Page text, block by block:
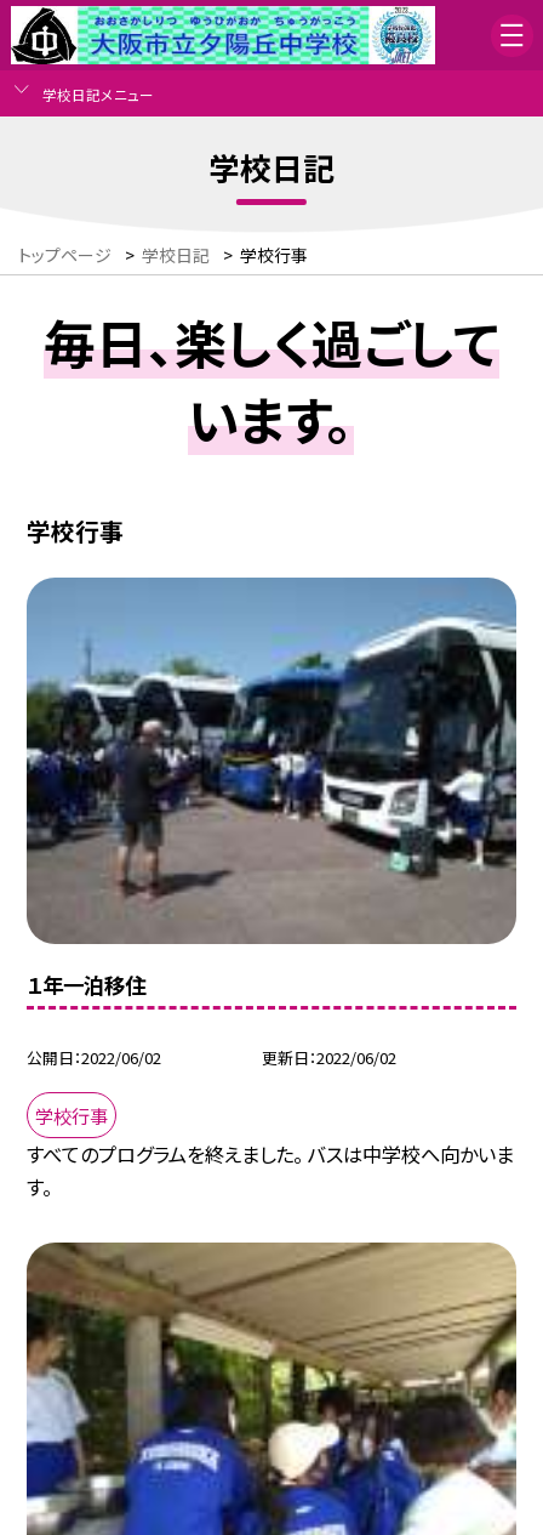
学校日記メニュー
学校日記
トップページ > 学校日記 > 学校行事
毎日、楽しく過ごして
います。
学校行事
１年一泊移住
公開日 2022/06/02 更新日 2022/06/02
学校行事
すべてのプログラムを終えました。 バスは中学校へ向かいま
す。